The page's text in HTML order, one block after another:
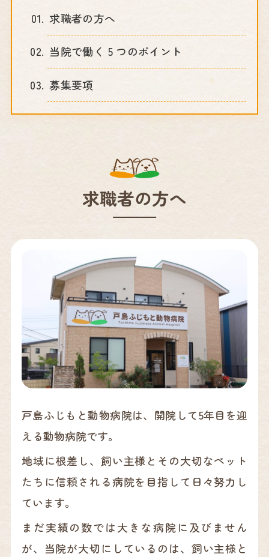
求職者の方へ
当院で働く 5 つのポイント
募集要項
求職者の方へ
戸島ふじもと動物病院は、開院して5年目を迎
える動物病院です。
地域に根差し、飼い主様とその大切なペット
たちに信頼される病院を目指して日々努力し
ています。
まだ実績の数では大きな病院に及びません
が、当院が大切にしているのは、飼い主様と